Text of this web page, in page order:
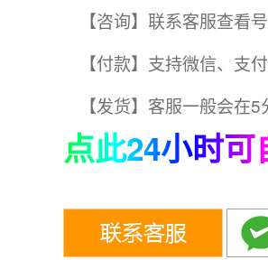
【咨询】联系客服查看
【付款】支持微信、支
【发货】客服一般会在5
点此24小时